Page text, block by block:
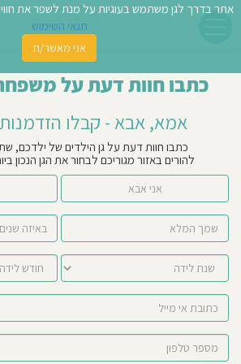
כתבו חוות דעת על
אמא, אבא - קבלו
כתבו חוות דעת על גן הילדים של ילדכם,
להורים באזור מגוריכם לבחור את הגן הנכון
אני אבא
אתר בדרך לגן משתמש בעוגיות על מנת לשפר את
תנאי השימוש
אני מאשר/ת